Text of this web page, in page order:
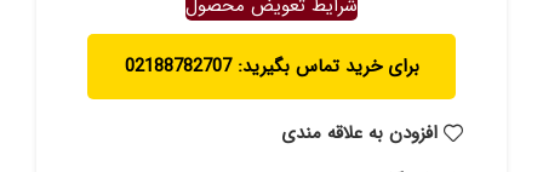
شرایط تعویض محصول
برای خرید تماس بگیرید: 02188782707
افزودن به علاقه مندی